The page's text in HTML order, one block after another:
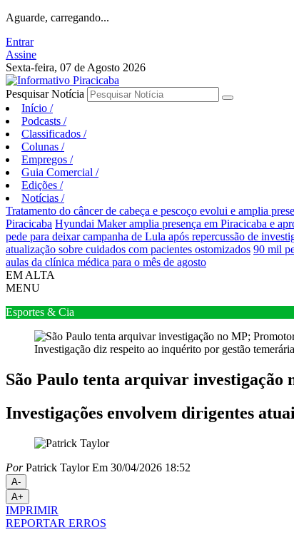
Aguarde, carregando...
Entrar
Assine
Sexta-feira, 07 de Agosto 2026
Pesquisar Notícia
Início /
Podcasts /
Classificados /
Colunas /
Empregos /
Guia Comercial /
Edições /
Notícias /
Tratamento do câncer de cabeça e pescoço evolui e amplia
Piracicaba Hyundai Maker amplia presença em Piracicaba e
pede para deixar campanha de Lula após repercussão de
atualização sobre cuidados com pacientes ostomizados 90 mil
aulas da clínica médica para o mês de agosto
EM ALTA
MENU
Esportes & Cia
Investigação diz respeito ao inquérito por gestão
São Paulo tenta arquivar
Investigações envolvem dirigentes
PorPatrick Taylor Em 30/04/2026 18:52
A-
A+
IMPRIMIR
REPORTAR ERROS